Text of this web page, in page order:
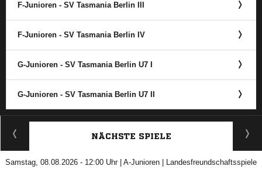
F-Junioren - SV Tasmania Berlin III
F-Junioren - SV Tasmania Berlin IV
G-Junioren - SV Tasmania Berlin U7 I
G-Junioren - SV Tasmania Berlin U7 II
ANZEIGE
NÄCHSTE SPIELE
Samstag, 08.08.2026 - 12:00 Uhr | A-Junioren | Landesfreundschaftsspiele